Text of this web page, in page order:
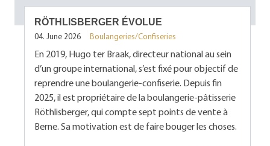
RÖTHLISBERGER ÉVOLUE
04. June 2026 Boulangeries/Confiseries
En 2019, Hugo ter Braak, directeur national au sein
d’un groupe international, s’est fixé pour objectif de
reprendre une boulangerie-confiserie. Depuis fin
2025, il est propriétaire de la boulangerie-pâtisserie
Röthlisberger, qui compte sept points de vente à
Berne. Sa motivation est de faire bouger les choses.